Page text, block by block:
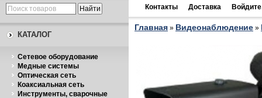
КАТАЛОГ
Cетевое оборудование
Медные системы
Оптическая сеть
Коаксиальная сеть
Инструменты, сварочные
Контакты Доставка
Главная » Видеонаблюдение »